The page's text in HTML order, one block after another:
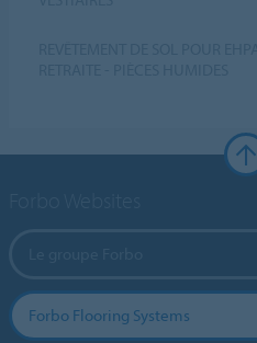
Forbo Flooring Systems